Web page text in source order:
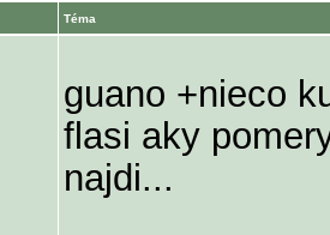
Téma
guano +nieco
flasi aky
najdi...